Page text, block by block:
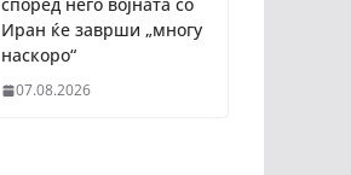
Иран ќе заврши „многу
наскоро“
07.08.2026